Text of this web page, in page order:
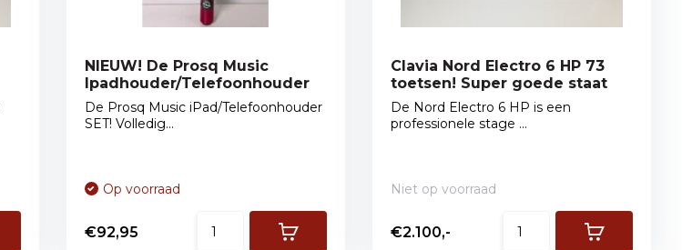
NIEUW! De Prosq Music
Ipadhouder/Telefoonhouder
De Prosq Music iPad/Telefoonhouder
SET! Volledig...
Op voorraad
€92,95
Clavia Nord Electro 6 HP 73
toetsen! Super goede staat
De Nord Electro 6 HP is een
professionele stage ...
Niet op voorraad
€2.100,-